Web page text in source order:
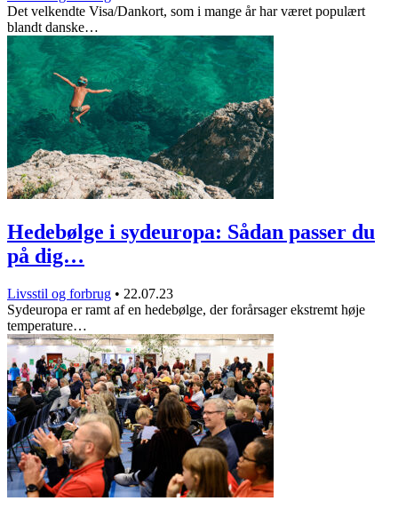
Det velkendte Visa/Dankort, som i mange år har været populært
blandt danske…
Hedebølge i sydeuropa: Sådan passer du
på dig…
Livsstil og forbrug • 22.07.23
Sydeuropa er ramt af en hedebølge, der forårsager ekstremt høje
temperature…